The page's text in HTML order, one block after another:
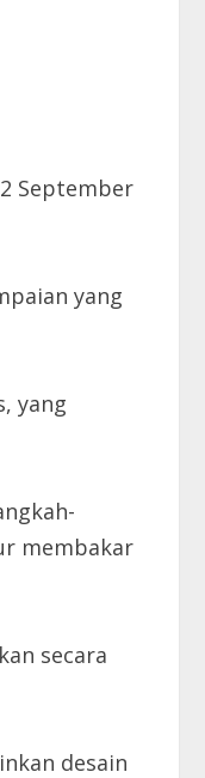
September
yang
yang
membakar
secara
desain